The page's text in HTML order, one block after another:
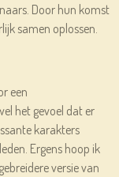
Door hun komst
samen oplossen.
een
het gevoel dat er
karakters
Ergens hoop ik
versie van